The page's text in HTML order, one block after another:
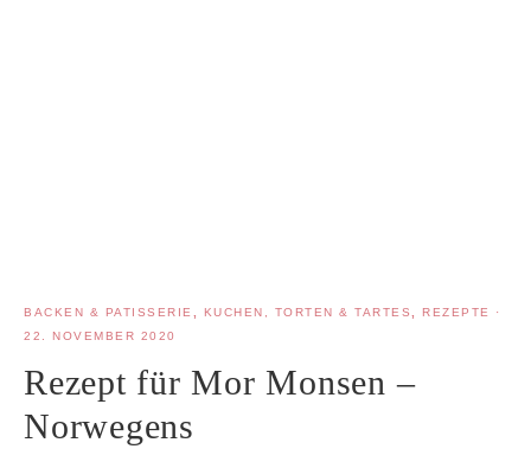
BACKEN & PATISSERIE, KUCHEN, TORTEN & TARTES, REZEPTE
·
22. NOVEMBER 2020
Rezept für Mor Monsen –
Norwegens